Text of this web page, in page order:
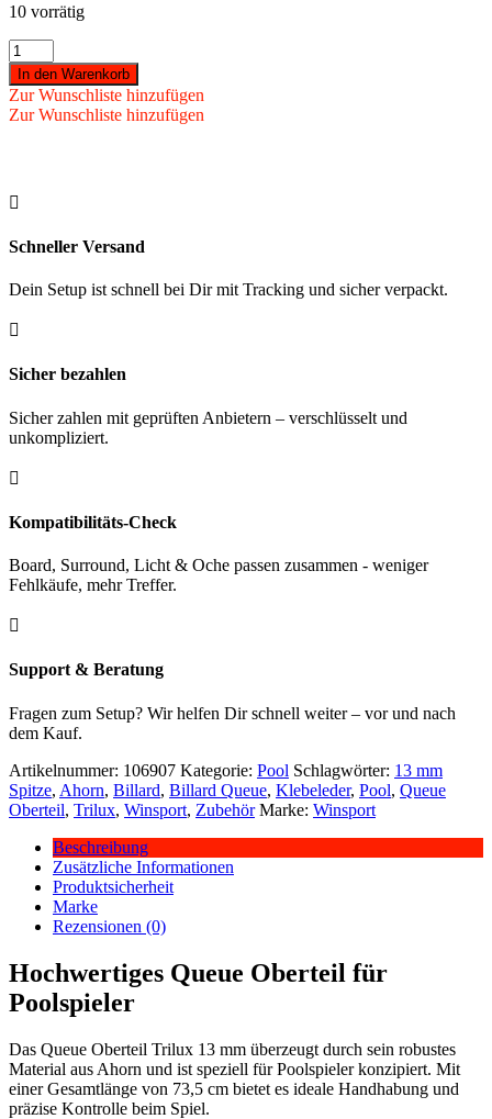
10 vorrätig
Queue
Oberteil
Trilux
13
mm
In den Warenkorb
Zur Wunschliste hinzufügen
Zur Wunschliste hinzufügen

Schneller Versand
Dein Setup ist schnell bei Dir mit Tracking und sicher verpackt.

Sicher bezahlen
Sicher zahlen mit geprüften Anbietern – verschlüsselt und
unkompliziert.

Kompatibilitäts-Check
Board, Surround, Licht & Oche passen zusammen - weniger
Fehlkäufe, mehr Treffer.

Support & Beratung
Fragen zum Setup? Wir helfen Dir schnell weiter – vor und nach
dem Kauf.
Artikelnummer: 106907 Kategorie: Pool Schlagwörter: 13 mm
Spitze, Ahorn, Billard, Billard Queue, Klebeleder, Pool, Queue
Oberteil, Trilux, Winsport, Zubehör Marke: Winsport
Beschreibung
Zusätzliche Informationen
Produktsicherheit
Marke
Rezensionen (0)
Hochwertiges Queue Oberteil für
Poolspieler
Das Queue Oberteil Trilux 13 mm überzeugt durch sein robustes
Material aus Ahorn und ist speziell für Poolspieler konzipiert. Mit
einer Gesamtlänge von 73,5 cm bietet es ideale Handhabung und
präzise Kontrolle beim Spiel.